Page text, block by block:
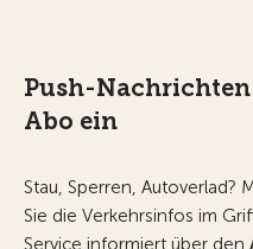
Push-
Abo ein
Stau, Sperren, Autoverlad?
Sie die Verkehrsinfos im
Service informiert über den